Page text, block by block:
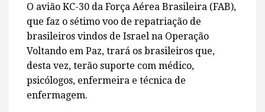
O avião KC-30 da Força Aérea Brasileira (FAB),
que faz o sétimo voo de repatriação de
brasileiros vindos de Israel na Operação
Voltando em Paz, trará os brasileiros que,
desta vez, terão suporte com médico,
psicólogos, enfermeira e técnica de
enfermagem.